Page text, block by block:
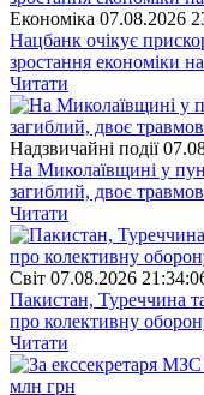
Економіка 07.08.2026
Нацбанк очікує
зростання економіки
Читати
Надзвичайні події
На Миколаївщині у
загиблий, двоє
Читати
Свiт 07.08.2026
Пакистан, Туреччина
про колективну
Читати